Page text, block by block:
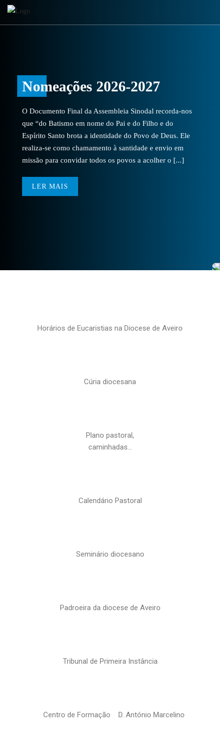
Nomeações 2026-2027
O Documento Final da Assembleia Sinodal recorda-nos
que “do Batismo em nome do Pai e do Filho e do
Espírito Santo brota a identidade do Povo de Deus. Ele
realiza-se como chamamento à santidade e envio em
missão para convidar todos os povos a acolher o [...]
LER MAIS
Horários de Eucaristias na Diocese de Aveiro
Cúria diocesana
Plano pastoral,
caminhadas…
Calendário Pastoral
Seminário diocesano
Padroeira da diocese de Aveiro
Tribunal de Primeira Instância
Centro de Formação D. António Marcelino